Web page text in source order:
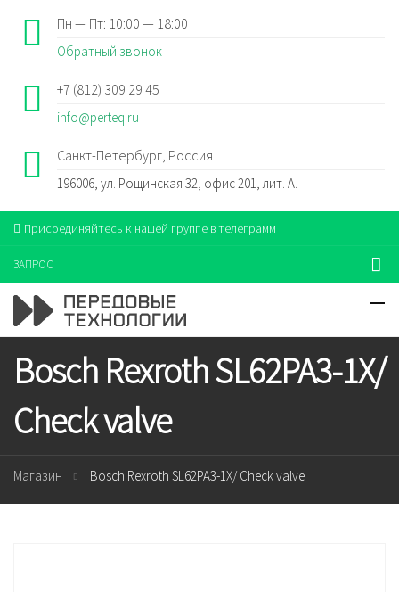
Пн — Пт: 10:00 — 18:00
Обратный звонок
+7 (812) 309 29 45
info@perteq.ru
Санкт-Петербург, Россия
196006, ул. Рощинская 32, офис 201, лит. А.
Присоединяйтесь к нашей группе в телеграмм
ЗАПРОС
Bosch Rexroth SL62PA3-1X/
Check valve
Магазин Bosch Rexroth SL62PA3-1X/ Check valve